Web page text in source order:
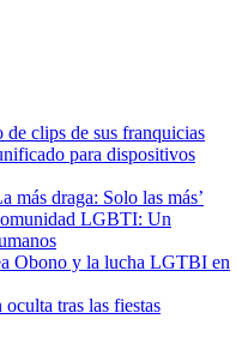
clips de sus franquicias
para dispositivos
más draga: Solo las más’
LGBTI: Un
Obono y la lucha LGTBI en
tras las fiestas